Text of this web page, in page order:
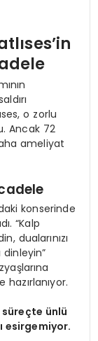
o zorlu
Ancak 72
ameliyat
konserinde
“Kalp
dualarınızı
dinleyin”
süreçte ünlü
esirgemiyor.